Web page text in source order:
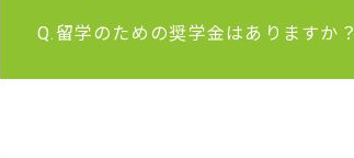
Q.留学のための奨学金はありますか？